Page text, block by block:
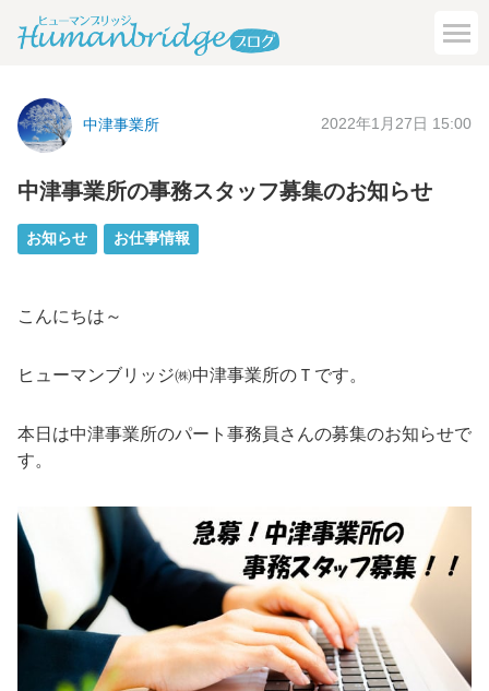
中津事業所 2022年1月27日 15:00
中津事業所の事務スタッフ募集のお知らせ
お知らせ お仕事情報
こんにちは～
ヒューマンブリッジ㈱中津事業所のＴです。
本日は中津事業所のパート事務員さんの募集のお知らせで
す。